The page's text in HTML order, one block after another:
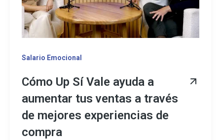
Salario Emocional
Cómo Up Sí Vale ayuda a
aumentar tus ventas a través
de mejores experiencias de
compra